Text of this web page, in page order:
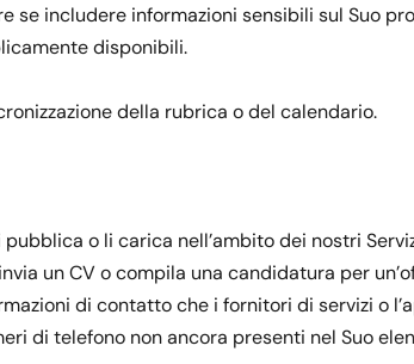
se includere informazioni sensibili sul Suo
disponibili.
della rubrica o del calendario.
o li carica nell’ambito dei nostri
un CV o compila una candidatura per
di contatto che i fornitori di servizi o
di telefono non ancora presenti nel Suo